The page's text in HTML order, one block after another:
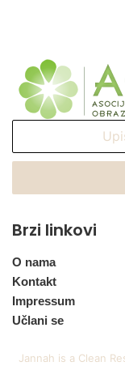
Email
Brzi linkovi
O nama
Kontakt
Impressum
Učlani se
Jannah is a Clean